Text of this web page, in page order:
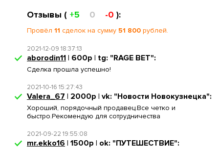
Отзывы ( +5 0 -0 ):
Провёл 11 сделок на сумму 51 800 рублей.
2021-12-09 18:37:13
aborodin11 | 600р | tg: "RAGE BET":
Сделка прошла успешно!
2021-10-16 15:27:43
Valera_67 | 2000р | vk: "Новости Новокузнецка":
Хороший, порядочный продавец.Все четко и
быстро.Рекомендую для сотрудничества
2021-09-22 19:55:08
mr.ekko16 | 1500р | ok: "ПУТЕШЕСТВИЕ":